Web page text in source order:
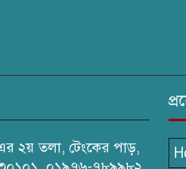
২য় তলা, টেংকের পাড়,